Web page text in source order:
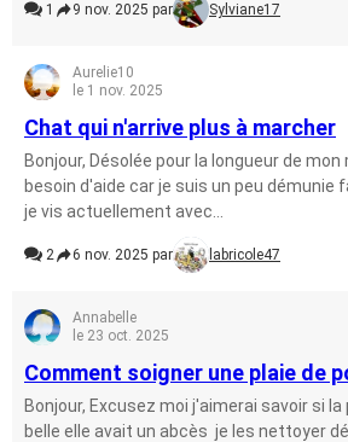
1 9 nov. 2025 par Sylviane17
Aurelie10
le 1 nov. 2025
Chat qui n'arrive plus à marcher
Bonjour, Désolée pour la longueur de
besoin d'aide car je suis un peu démunie
je vis actuellement avec...
2 6 nov. 2025 par labricole47
Annabelle
le 23 oct. 2025
Comment soigner une plaie de
Bonjour, Excusez moi j'aimerai savoir si
belle elle avait un abcès je les nettoyer